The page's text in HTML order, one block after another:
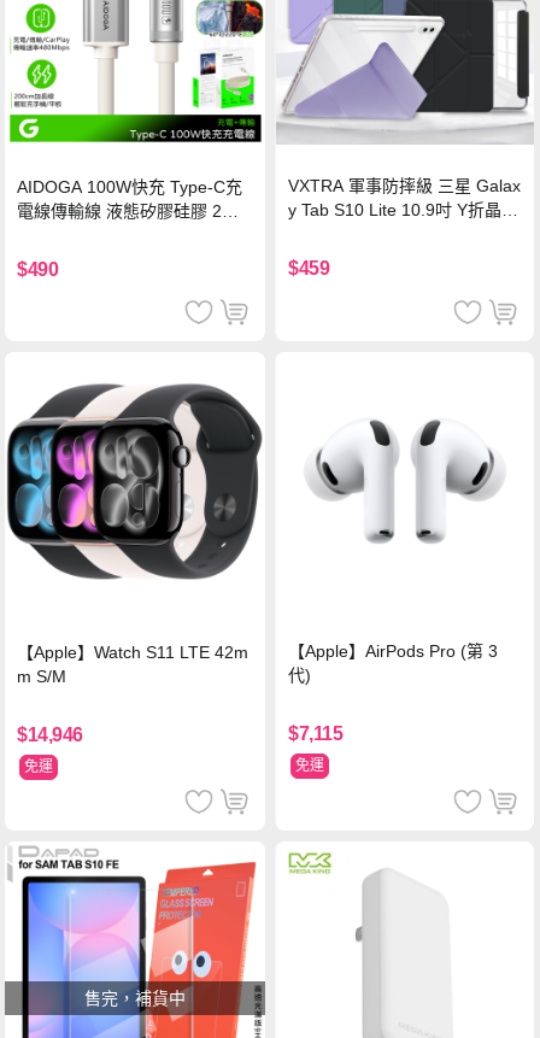
AIDOGA 100W快充 Type-C充
電線傳輸線 液態矽膠硅膠 2M
$490
VXTRA 軍事防摔級 三星 Galax
y Tab S10 Lite 10.9吋 Y折晶透
$459
【Apple】Watch S11 LTE 42m
m S/M
$14,946
免運
【Apple】AirPods Pro (第 3
代)
$7,115
免運
售完，補貨中